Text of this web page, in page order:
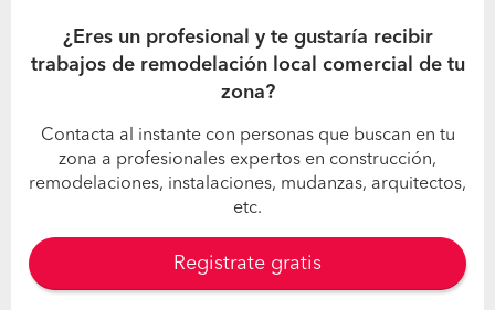
¿Eres un profesional y te gustaría recibir
trabajos de remodelación local comercial de tu
zona?
Contacta al instante con personas que buscan en tu
zona a profesionales expertos en construcción,
remodelaciones, instalaciones, mudanzas, arquitectos,
etc.
Registrate gratis